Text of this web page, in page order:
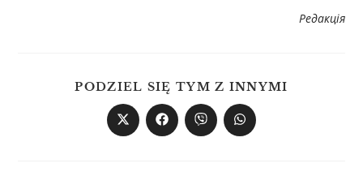
Редакція
PODZIEL SIĘ TYM Z INNYMI